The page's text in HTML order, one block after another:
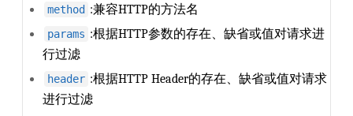
method :兼容HTTP的方法名
params :根据HTTP参数的存在、缺省或值对请求进
行过滤
header :根据HTTP Header的存在、缺省或值对请求
进行过滤